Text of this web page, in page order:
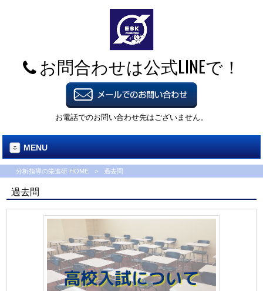
お問合わせは公式LINEで！
お電話でのお問い合わせ先はございません。
MENU
分析指導の栄進研 HOME > 過去問
過去問